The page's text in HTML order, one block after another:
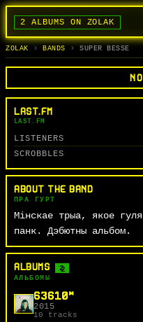
2 ALBUMS ON ZOLAK
BANDS
ГУРТЫ
ALBUMS
АЛЬБОМЫ
ZOLAK BANDS SUPER BESSE
LAST.FM
LAST.FM
LISTENERS
SCROBBLES
ABOUT THE BAND
ПРА ГУРТ
Мінскае трыа, якое
панк. Дэбютны альбом.
ALBUMS 2
АЛЬБОМЫ
63610*
2015
10 tracks